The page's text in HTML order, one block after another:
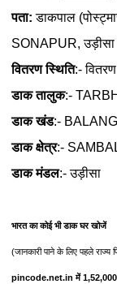
पता: डाकपाल
SONAPUR,
वितरण स्थिति:- वितरण
डाक तालुक:-
डाक खंड:-
डाक क्षेत्र:-
डाक मंडल:- उड़ीसा
भारत का कोई भी डाक घर खोजें
(जानकारी पाने के लिए पहले
pincode.net.in में 1,52,000 से